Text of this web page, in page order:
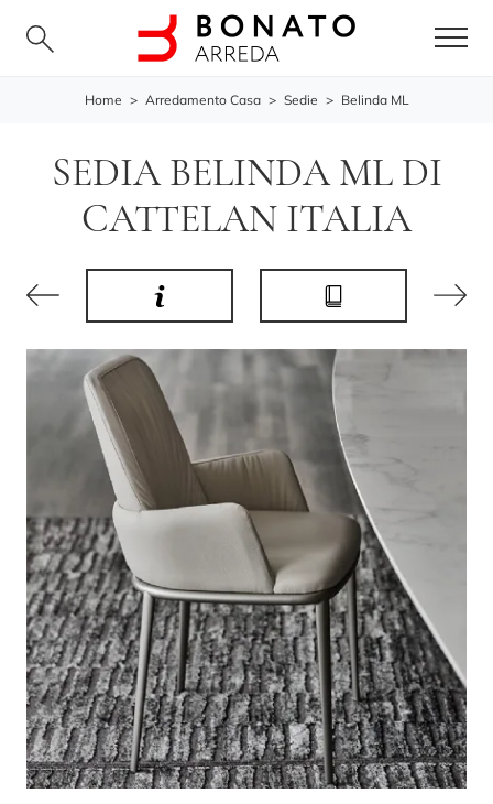
Home > Arredamento Casa > Sedie > Belinda ML
SEDIA BELINDA ML DI
CATTELAN ITALIA